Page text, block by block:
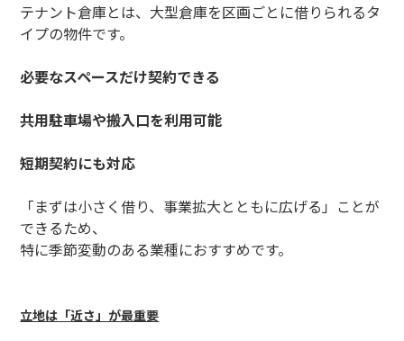
テナント倉庫とは、大型倉庫を区画ごとに借りられるタ
イプの物件です。
必要なスペースだけ契約できる
共用駐車場や搬入口を利用可能
短期契約にも対応
「まずは小さく借り、事業拡大とともに広げる」ことが
できるため、
特に季節変動のある業種におすすめです。
立地は「近さ」が最重要